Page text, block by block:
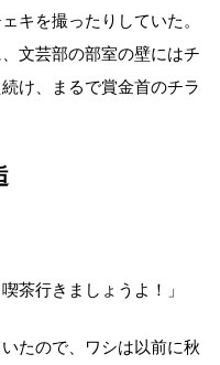
キを撮ったりしていた。
文芸部の部室の壁にはチ
け、まるで賞金首のチラ
茶行きましょうよ！」
たので、ワシは以前に秋